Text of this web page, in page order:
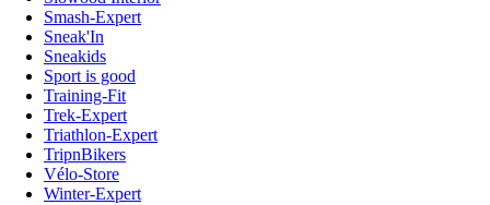
Smash-Expert
Sneak'In
Sneakids
Sport is good
Training-Fit
Trek-Expert
Triathlon-Expert
TripnBikers
Vélo-Store
Winter-Expert